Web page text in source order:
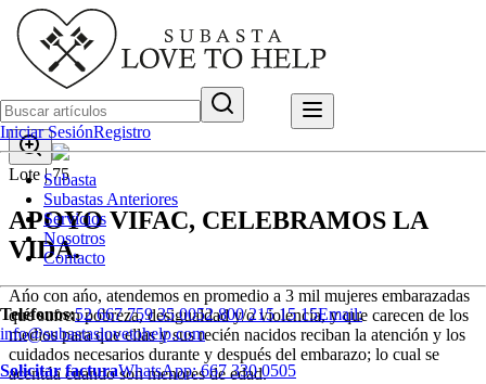
Iniciar SesiónRegistro
Subasta
Subastas Anteriores
Servicios
Nosotros
Contacto
Teléfonos:52 667 759 35 0052 800 215 15 15Email:
info@subastaslovetohelp.com
Solicitar facturaWhatsApp:667 330 0505
Lote |75
APOYO VIFAC, CELEBRAMOS LA
VIDA.
Ańo con ańo, atendemos en promedio a 3 mil mujeres embarazadas
que sufren pobreza, desigualdad y/o violencia, y que carecen de los
medios para que ellas y sus recién nacidos reciban la atención y los
cuidados necesarios durante y después del embarazo; lo cual se
acentúa cuando son menores de edad.